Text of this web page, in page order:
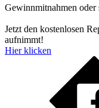
Gewinnmitnahmen oder
Jetzt den kostenlosen
aufnimmt!
Hier klicken